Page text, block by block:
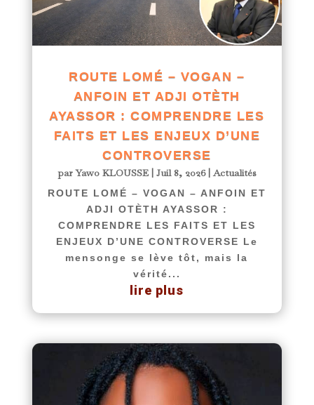
ROUTE LOMÉ – VOGAN –
ANFOIN ET ADJI OTÈTH
AYASSOR : COMPRENDRE LES
FAITS ET LES ENJEUX D’UNE
CONTROVERSE
parYawo KLOUSSE| Juil 8, 2026|Actualités
ROUTE LOMÉ – VOGAN – ANFOIN ET
ADJI OTÈTH AYASSOR :
COMPRENDRE LES FAITS ET LES
ENJEUX D’UNE CONTROVERSE Le
mensonge se lève tôt, mais la
vérité...
lire plus